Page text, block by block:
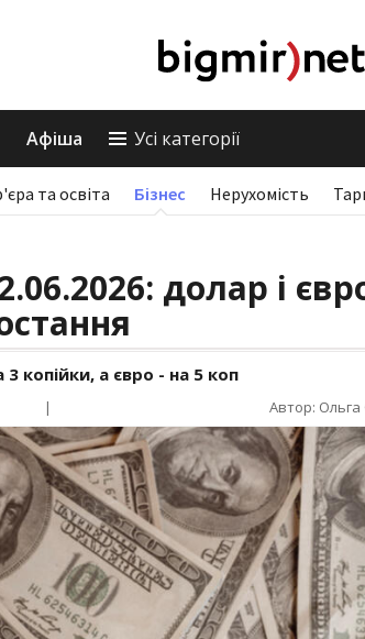
Афіша Усі категорії
та освіта Бізнес Нерухомість
долар і
копійки, а євро - на 5 коп
| Автор: